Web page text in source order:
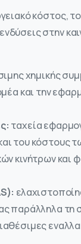
κόστος,
στην
χημικής
και την
ταχεία
του
κινήτρων και
παράλληλα τη